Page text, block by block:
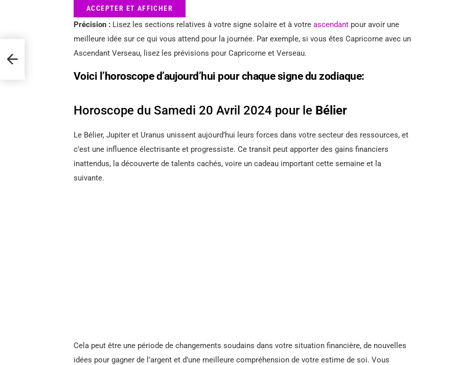
ACCEPTER ET AFFICHER
Précision : Lisez les sections relatives à votre signe solaire et à votre ascendant pour avoir une
meilleure idée sur ce qui vous attend pour la journée. Par exemple, si vous êtes Capricorne avec un
Ascendant Verseau, lisez les prévisions pour Capricorne et Verseau.
Voici l’horoscope d’aujourd’hui pour chaque signe du zodiaque:
Horoscope du Samedi 20 Avril 2024 pour le Bélier
Le Bélier, Jupiter et Uranus unissent aujourd’hui leurs forces dans votre secteur des ressources, et
c’est une influence électrisante et progressiste. Ce transit peut apporter des gains financiers
inattendus, la découverte de talents cachés, voire un cadeau important cette semaine et la
suivante.
Cela peut être une période de changements soudains dans votre situation financière, de nouvelles
idées pour gagner de l’argent et d’une meilleure compréhension de votre estime de soi. Vous